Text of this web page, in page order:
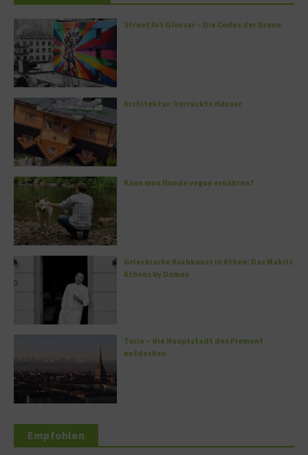
Street Art Glossar – Die Codes der Szene
Architektur: Verrückte Häuser
Kann man Hunde vegan ernähren?
Griechische Kochkunst in Athen: Das Makris
Athens by Domes
Turin – die Hauptstadt des Piemont
entdecken
Empfohlen